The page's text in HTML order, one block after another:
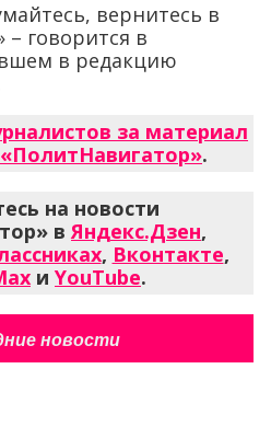
вернитесь в
говорится в
в редакцию
за материал
.
на новости
вЯндекс.Дзен,
, Вконтакте,
и YouTube.
новости